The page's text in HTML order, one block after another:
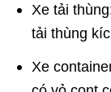
Xe tải
tải thùng
Xe